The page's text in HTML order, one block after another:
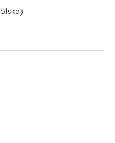
płatności